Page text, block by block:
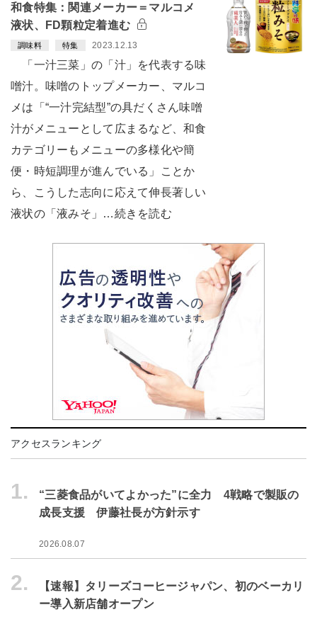
和食特集：関連メーカー＝マルコメ
液状、FD顆粒定着進む
調味料 特集 2023.12.13
「一汁三菜」の「汁」を代表する味
噌汁。味噌のトップメーカー、マルコ
メは「“一汁完結型”の具だくさん味噌
汁がメニューとして広まるなど、和食
カテゴリーもメニューの多様化や簡
便・時短調理が進んでいる」ことか
ら、こうした志向に応えて伸長著しい
液状の「液みそ」…続きを読む
アクセスランキング
1.
“三菱食品がいてよかった”に全力 4戦略で製販の
成長支援 伊藤社長が方針示す
2026.08.07
2.
【速報】タリーズコーヒージャパン、初のベーカリ
ー導入新店舗オープン